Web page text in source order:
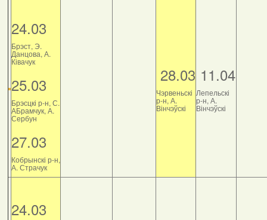
24.03
Брэст, Э.
Данцова, А.
Ківачук
25.03
Брэсцкі р-н, С.
АБрамчук, А.
Сербун
27.03
Кобрынскі р-н,
А. Страчук
28.03
Чэрвеньскі
р-н, А.
Вінчэўскі
11.04
Лепельскі
р-н, А.
Вінчэўскі
24.03